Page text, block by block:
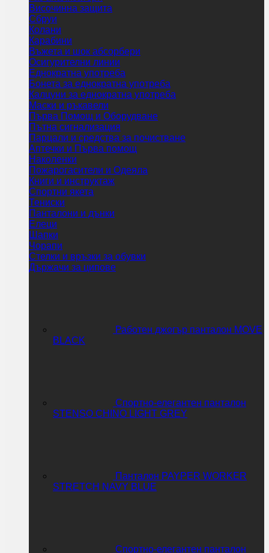
Височинна защита
Сбруи
Колани
Карабини
Въжета и шок абсорбери
Осигурителни линии
Еднократна употреба
Бонета за еднократна употреба
Калцуни за еднократна употреба
Маски и ръкавели
Първа Помощ и Оборудване
Пътна сигнализация
Парцали и средства за почистване
Аптечки и Първа помощ
Наколенки
Пожарогасители и Одеяла
Книги и инструктаж
Спортни якета
Тениски
Панталони и дънки
Елеци
Шапки
Чорапи
Стелки и връзки за обувки
Държачи за ципове
Работен джогър панталон MOVE
BLACK
Спортно-елегантен панталон
STENSO CHINO LIGHT GREY
Панталон PAYPER WORKER
STRETCH NAVY BLUE
Спортно-елегантен панталон